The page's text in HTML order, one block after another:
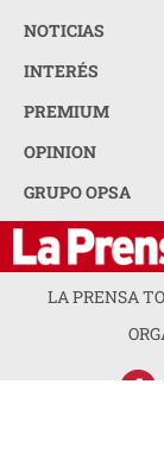
NOTICIAS
INTERÉS
PREMIUM
OPINION
GRUPO OPSA
LA PRENSA